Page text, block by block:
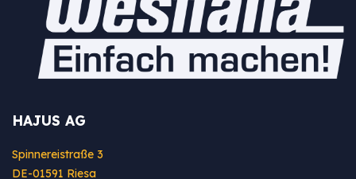
HAJUS AG
Spinnereistraße 3
DE-01591 Riesa